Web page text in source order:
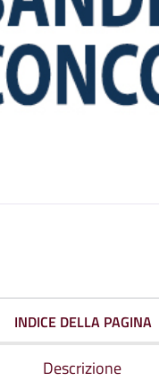
INDICE DELLA PAGINA
Descrizione